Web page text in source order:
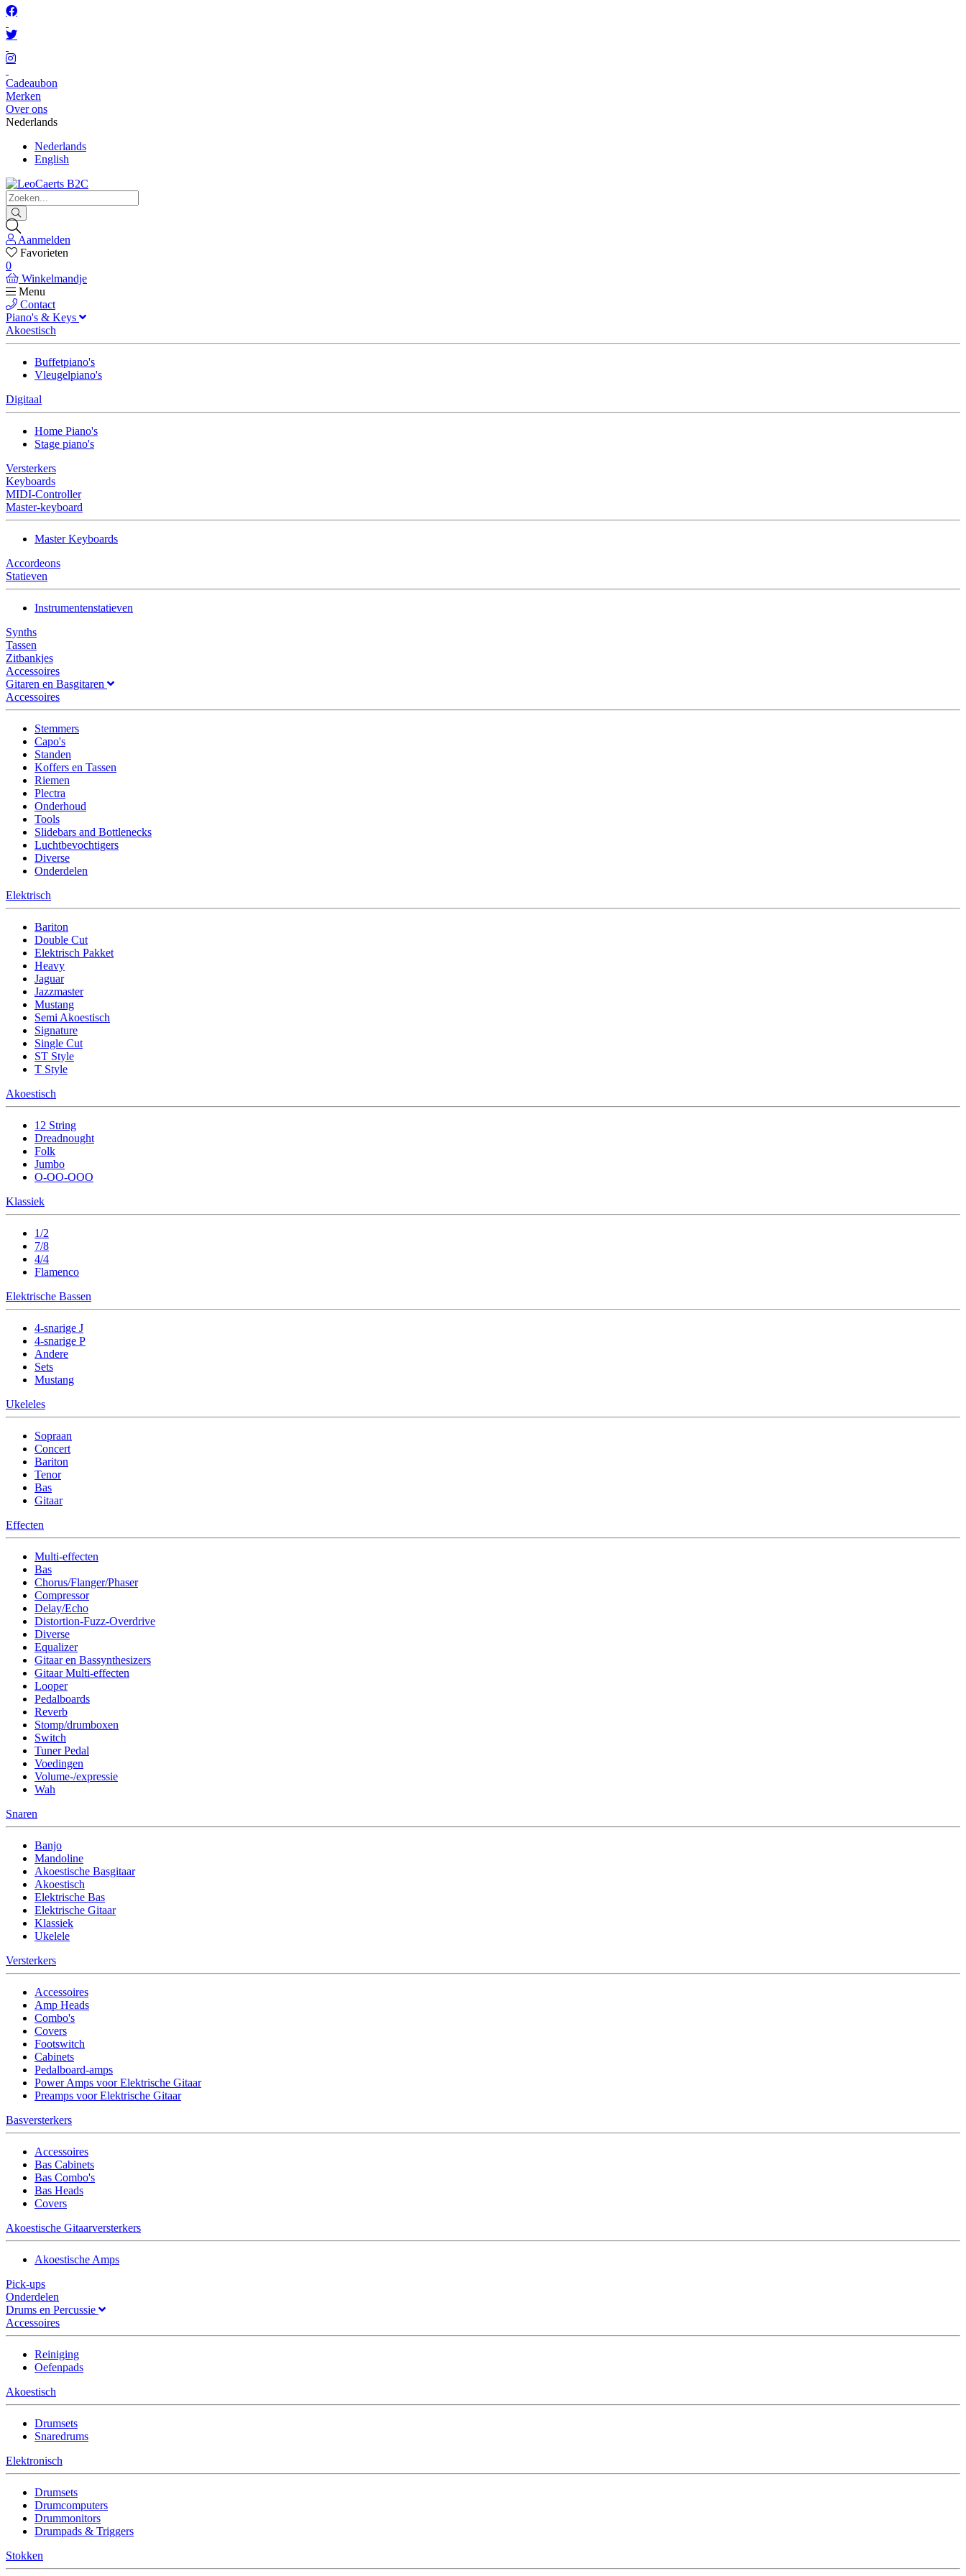
Cadeaubon
Merken
Over ons
Nederlands
Nederlands
English
Aanmelden
Favorieten
0
Winkelmandje
Menu
Contact
Piano's & Keys
Akoestisch
Buffetpiano's
Vleugelpiano's
Digitaal
Home Piano's
Stage piano's
Versterkers
Keyboards
MIDI-Controller
Master-keyboard
Master Keyboards
Accordeons
Statieven
Instrumentenstatieven
Synths
Tassen
Zitbankjes
Accessoires
Gitaren en Basgitaren
Accessoires
Stemmers
Capo's
Standen
Koffers en Tassen
Riemen
Plectra
Onderhoud
Tools
Slidebars and Bottlenecks
Luchtbevochtigers
Diverse
Onderdelen
Elektrisch
Bariton
Double Cut
Elektrisch Pakket
Heavy
Jaguar
Jazzmaster
Mustang
Semi Akoestisch
Signature
Single Cut
ST Style
T Style
Akoestisch
12 String
Dreadnought
Folk
Jumbo
O-OO-OOO
Klassiek
1/2
7/8
4/4
Flamenco
Elektrische Bassen
4-snarige J
4-snarige P
Andere
Sets
Mustang
Ukeleles
Sopraan
Concert
Bariton
Tenor
Bas
Gitaar
Effecten
Multi-effecten
Bas
Chorus/Flanger/Phaser
Compressor
Delay/Echo
Distortion-Fuzz-Overdrive
Diverse
Equalizer
Gitaar en Bassynthesizers
Gitaar Multi-effecten
Looper
Pedalboards
Reverb
Stomp/drumboxen
Switch
Tuner Pedal
Voedingen
Volume-/expressie
Wah
Snaren
Banjo
Mandoline
Akoestische Basgitaar
Akoestisch
Elektrische Bas
Elektrische Gitaar
Klassiek
Ukelele
Versterkers
Accessoires
Amp Heads
Combo's
Covers
Footswitch
Cabinets
Pedalboard-amps
Power Amps voor Elektrische Gitaar
Preamps voor Elektrische Gitaar
Basversterkers
Accessoires
Bas Cabinets
Bas Combo's
Bas Heads
Covers
Akoestische Gitaarversterkers
Akoestische Amps
Pick-ups
Onderdelen
Drums en Percussie
Accessoires
Reiniging
Oefenpads
Akoestisch
Drumsets
Snaredrums
Elektronisch
Drumsets
Drumcomputers
Drummonitors
Drumpads & Triggers
Stokken